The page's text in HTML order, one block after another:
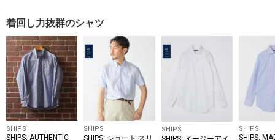
着回し力抜群のシャツ
SHIPS
SHIPS: AUTHENTIC
SHIPS SHIPS SHIPS
SHIPS: